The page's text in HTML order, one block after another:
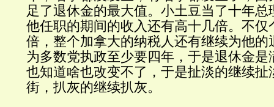
足了退休金的最大值。小土豆当了十年总
他任职的期间的收入还有高十几倍。不仅
倍，整个加拿大的纳税人还有继续为他的
为多数党执政至少要四年，于是退休金是
也知道啥也改变不了，于是扯淡的继续扯
街，扒灰的继续扒灰。